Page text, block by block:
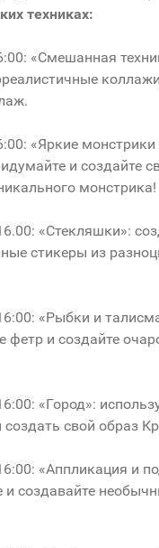
техниках:
«Смешанная
«Яркие монстрики
и создайте
монстрика!
«Стекляшки»:
стикеры из
«Рыбки и
фетр и создайте
«Город»:
свой образ
«Аппликация и
и создавайте